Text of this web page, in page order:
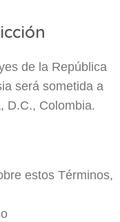
de la República
será sometida a
D.C., Colombia.
estos Términos,